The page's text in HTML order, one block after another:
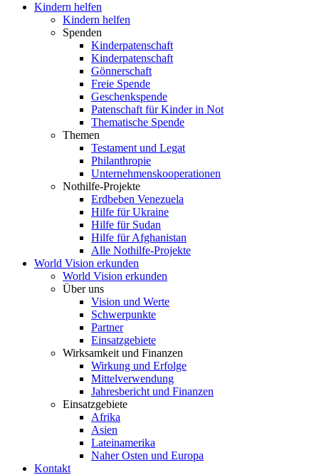
Kindern helfen
Kindern helfen
Spenden
Kinderpatenschaft
Kinderpatenschaft
Gönnerschaft
Freie Spende
Geschenkspende
Patenschaft für Kinder in Not
Thematische Spende
Themen
Testament und Legat
Philanthropie
Unternehmenskooperationen
Nothilfe-Projekte
Erdbeben Venezuela
Hilfe für Ukraine
Hilfe für Sudan
Hilfe für Afghanistan
Alle Nothilfe-Projekte
World Vision erkunden
World Vision erkunden
Über uns
Vision und Werte
Schwerpunkte
Partner
Einsatzgebiete
Wirksamkeit und Finanzen
Wirkung und Erfolge
Mittelverwendung
Jahresbericht und Finanzen
Einsatzgebiete
Afrika
Asien
Lateinamerika
Naher Osten und Europa
Kontakt